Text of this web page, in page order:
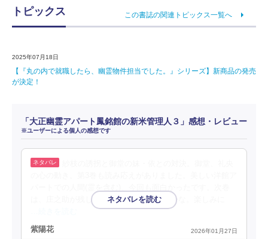
トピックス この書誌の関連トピックス一覧へ
2025年07月18日
【『丸の内で就職したら、幽霊物件担当でした。』シリーズ】新商品の発売
が決定！
「大正幽霊アパート鳳銘館の新米管理人３」感想・レビュー
※ユーザーによる個人の感想です
は、庄之助が残した言葉に迫っていくのかな。楽しみに
紫陽花 2026年01月27日